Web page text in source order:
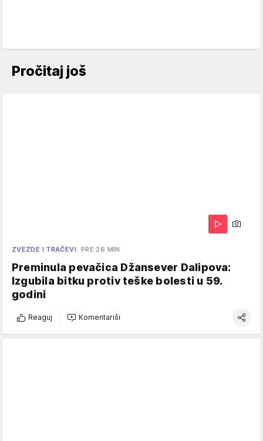
Pročitaj još
ZVEZDE I TRAČEVI PRE 26 MIN
Preminula pevačica Džansever Dalipova:
Izgubila bitku protiv teške bolesti u 59.
godini
Reaguj Komentariši